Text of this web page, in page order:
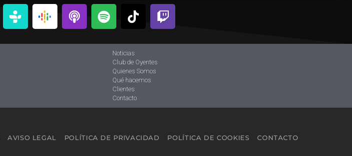
Noticias
Club de Oyentes
Quienes Somos
Qué hacemos
Clientes
Contacto
AVISO LEGAL POLÍTICA DE PRIVACIDAD POLÍTICA DE COOKIES CONTACTO